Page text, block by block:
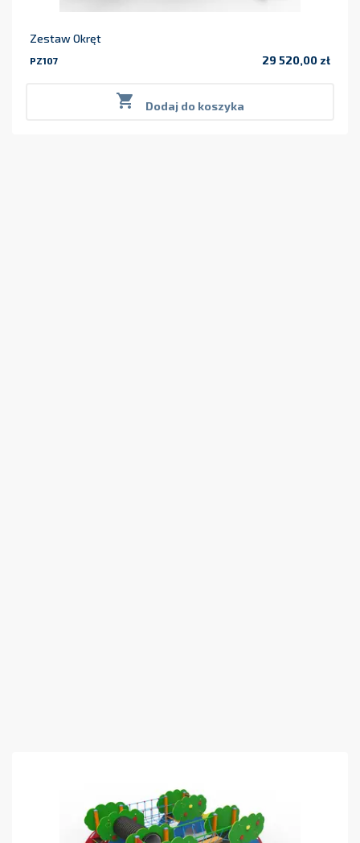
Zestaw Okręt
PZ107 29 520,00 zł
 Dodaj do koszyka